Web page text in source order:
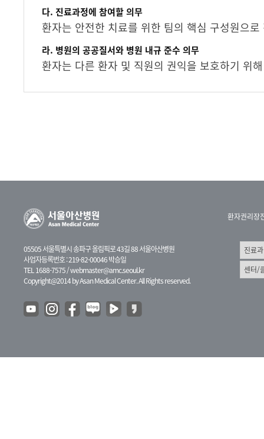
다. 진료과정에 참여할 의무
환자는 안전한 치료를 위한 팀의 핵심 구성원으
라. 병원의 공공질서와 병원 내규 준수 의무
환자는 다른 환자 및 직원의 권익을 보호하기 위
05505 서울특별시 송파구 올림픽로 43길 88 서울아산병원
사업자등록번호 : 219-82-00046 박승일
TEL 1688-7575 /webmaster@amc.seoul.kr
Copyright@2014 by Asan Medical Center. All Rights reserved.
환자권리장